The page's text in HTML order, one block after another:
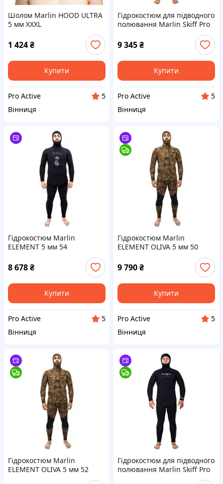
Шолом Marlin HOOD ULTRA
5 мм XXXL
1 424₴
Купити
Pro Active
5
Вінниця
Гідрокостюм для підводного
полювання Marlin Skiff Pro
9 345₴
Купити
Pro Active
5
Вінниця
Гідрокостюм Marlin
ELEMENT 5 мм 54
8 678₴
Купити
Pro Active
5
Вінниця
Гідрокостюм Marlin
ELEMENT OLIVA 5 мм 50
9 790₴
Купити
Pro Active
5
Вінниця
Гідрокостюм Marlin
ELEMENT OLIVA 5 мм 52
Гідрокостюм для підводного
полювання Marlin Skiff Pro